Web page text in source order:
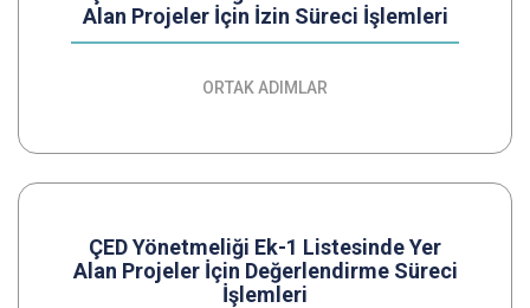
Alan Projeler İçin İzin Süreci İşlemleri
ORTAK ADIMLAR
ÇED Yönetmeliği Ek-1 Listesinde Yer
Alan Projeler İçin Değerlendirme Süreci
İşlemleri